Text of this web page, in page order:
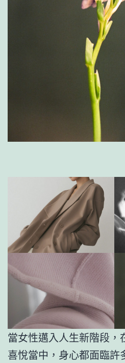
當女性邁入人生新階段，
喜悅當中，身心都面臨許